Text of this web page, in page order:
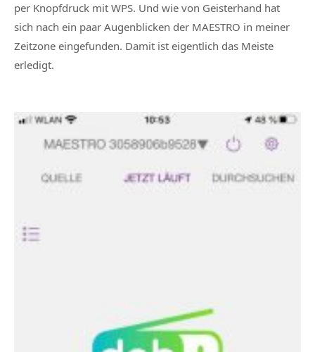
per Knopfdruck mit WPS. Und wie von Geisterhand hat
sich nach ein paar Augenblicken der MAESTRO in meiner
Zeitzone eingefunden. Damit ist eigentlich das Meiste
erledigt.